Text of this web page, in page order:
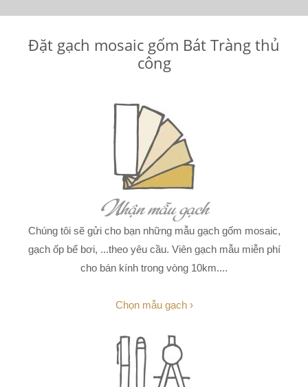
Đặt gạch mosaic gốm Bát Tràng thủ
công
Nhận mẫu gạch
Chúng tôi sẽ gửi cho bạn những mẫu gạch gốm mosaic,
gạch ốp bể bơi, ...theo yêu cầu. Viên gạch mẫu miễn phí
cho bán kính trong vòng 10km....
Chọn mẫu gạch ›